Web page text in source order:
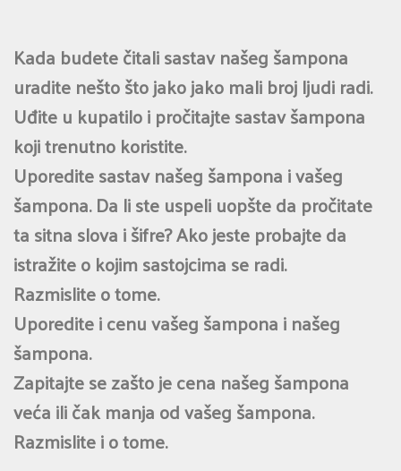
Kada budete čitali sastav našeg šampona
uradite nešto što jako jako mali broj ljudi radi.
Uđite u kupatilo i pročitajte sastav šampona
koji trenutno koristite.
Uporedite sastav našeg šampona i vašeg
šampona. Da li ste uspeli uopšte da pročitate
ta sitna slova i šifre? Ako jeste probajte da
istražite o kojim sastojcima se radi.
Razmislite o tome.
Uporedite i cenu vašeg šampona i našeg
šampona.
Zapitajte se zašto je cena našeg šampona
veća ili čak manja od vašeg šampona.
Razmislite i o tome.